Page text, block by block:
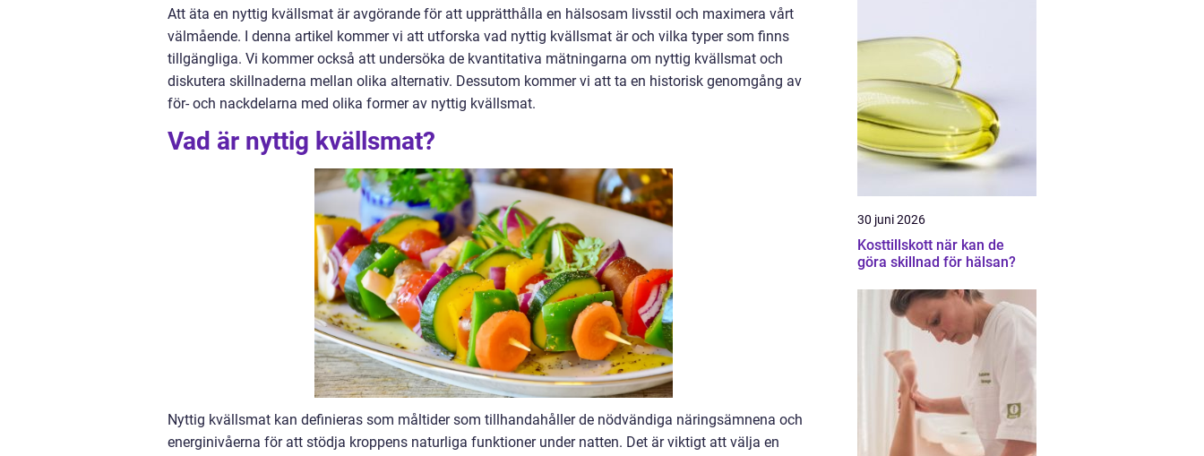
Att äta en nyttig kvällsmat är avgörande för att upprätthålla en hälsosam livsstil och maximera vårt
välmående. I denna artikel kommer vi att utforska vad nyttig kvällsmat är och vilka typer som finns
tillgängliga. Vi kommer också att undersöka de kvantitativa mätningarna om nyttig kvällsmat och
diskutera skillnaderna mellan olika alternativ. Dessutom kommer vi att ta en historisk genomgång av
för- och nackdelarna med olika former av nyttig kvällsmat.
Vad är nyttig kvällsmat?
Nyttig kvällsmat kan definieras som måltider som tillhandahåller de nödvändiga näringsämnena och
energinivåerna för att stödja kroppens naturliga funktioner under natten. Det är viktigt att välja en
30 juni 2026
Kosttillskott när kan de
göra skillnad för hälsan?